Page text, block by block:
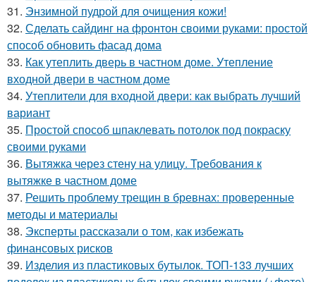
31. Энзимной пудрой для очищения кожи!
32. Сделать сайдинг на фронтон своими руками: простой
способ обновить фасад дома
33. Как утеплить дверь в частном доме. Утепление
входной двери в частном доме
34. Утеплители для входной двери: как выбрать лучший
вариант
35. Простой способ шпаклевать потолок под покраску
своими руками
36. Вытяжка через стену на улицу. Требования к
вытяжке в частном доме
37. Решить проблему трещин в бревнах: проверенные
методы и материалы
38. Эксперты рассказали о том, как избежать
финансовых рисков
39. Изделия из пластиковых бутылок. ТОП-133 лучших